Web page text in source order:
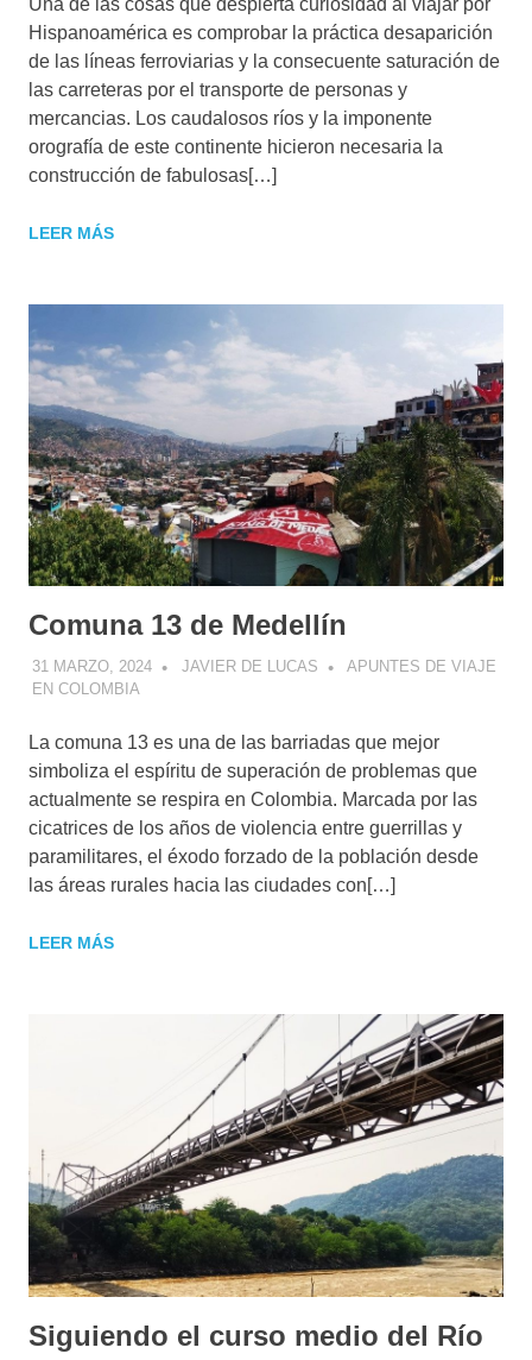
Hispanoamérica es comprobar la práctica desaparición
de las líneas ferroviarias y la consecuente saturación de
las carreteras por el transporte de personas y
mercancias. Los caudalosos ríos y la imponente
orografía de este continente hicieron necesaria la
construcción de fabulosas[…]
LEER MÁS
Comuna 13 de Medellín
31 MARZO, 2024 JAVIER DE LUCAS
APUNTES DE VIAJE
EN COLOMBIA
La comuna 13 es una de las barriadas que mejor
simboliza el espíritu de superación de problemas que
actualmente se respira en Colombia. Marcada por las
cicatrices de los años de violencia entre guerrillas y
paramilitares, el éxodo forzado de la población desde
las áreas rurales hacia las ciudades con[…]
LEER MÁS
Siguiendo el curso medio del Río